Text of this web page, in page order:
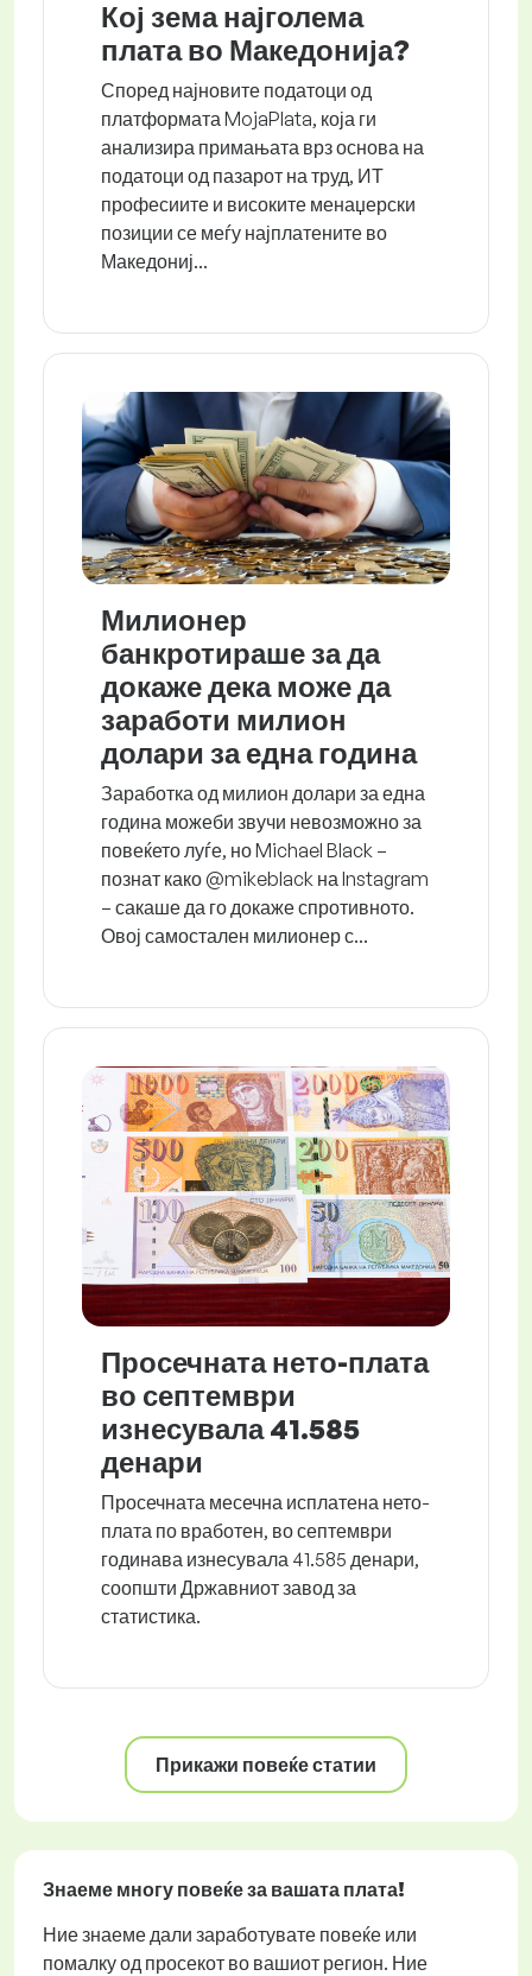
Кој зема најголема
плата во Македонија?
Според најновите податоци од
платформата MojaPlata, која ги
анализира примањата врз основа на
податоци од пазарот на труд, ИТ
професиите и високите менаџерски
позиции се меѓу најплатените во
Македониј...
Милионер
банкротираше за да
докаже дека може да
заработи милион
долари за една година
Заработка од милион долари за една
година можеби звучи невозможно за
повеќето луѓе, но Michael Black –
познат како @mikeblack на Instagram
– сакаше да го докаже спротивното.
Овој самостален милионер с...
Просечната нето-плата
во септември
изнесувала 41.585
денари
Просечната месечна исплатена нето-
плата по вработен, во септември
годинава изнесувала 41.585 денари,
соопшти Државниот завод за
статистика.
Прикажи повеќе статии
Знаеме многу повеќе за вашата плата!
Ние знаеме дали заработувате повеќе или
помалку од просекот во вашиот регион. Ние